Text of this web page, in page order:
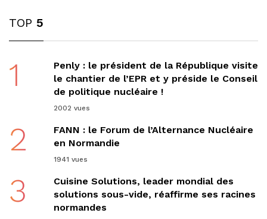
TOP 5
1
Penly : le président de la République visite
le chantier de l’EPR et y préside le Conseil
de politique nucléaire !
2002 vues
2
FANN : le Forum de l’Alternance Nucléaire
en Normandie
1941 vues
3
Cuisine Solutions, leader mondial des
solutions sous-vide, réaffirme ses racines
normandes